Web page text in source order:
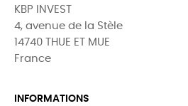
KBP INVEST
4, avenue de la Stèle
14740 THUE ET MUE
France
INFORMATIONS